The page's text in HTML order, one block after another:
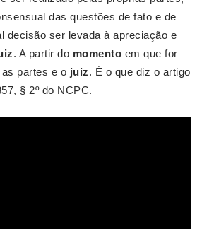
das questões de fato e de
decisão ser levada à apreciação e
. A partir do momento em que for
partes e o juiz. É o que diz o artigo
§ 2º do NCPC.